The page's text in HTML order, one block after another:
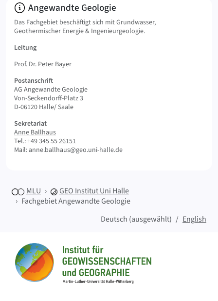
Info:
Angewandte Geologie
Das Fachgebiet beschäftigt sich mit Grundwasser,
Geothermischer Energie & Ingenieurgeologie.
Leitung
Prof. Dr. Peter Bayer
Postanschrift
AG Angewandte Geologie
Von-Seckendorff-Platz 3
D-06120 Halle/ Saale
Sekretariat
Anne Ballhaus
Tel.: +49 345 5526151
Mail: anne.ballhaus@geo.uni-halle.de
MLU GEOInstitut Uni Halle
Fachgebiet Angewandte Geologie
Deutsch (ausgewählt)
English
Startseite